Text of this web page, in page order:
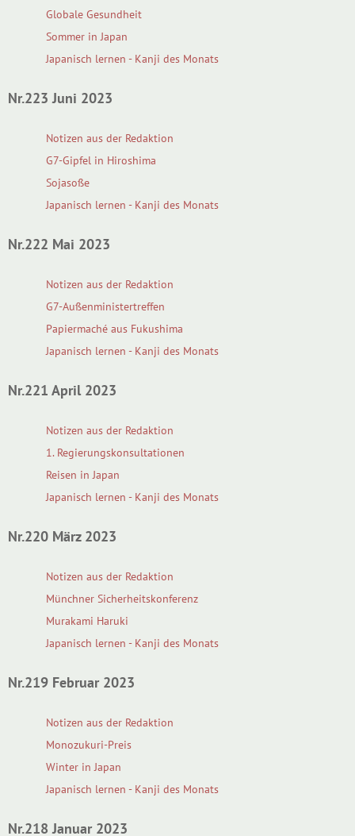
Globale Gesundheit
Sommer in Japan
Japanisch lernen - Kanji des Monats
Nr.223 Juni 2023
Notizen aus der Redaktion
G7-Gipfel in Hiroshima
Sojasoße
Japanisch lernen - Kanji des Monats
Nr.222 Mai 2023
Notizen aus der Redaktion
G7-Außenministertreffen
Papiermaché aus Fukushima
Japanisch lernen - Kanji des Monats
Nr.221 April 2023
Notizen aus der Redaktion
1. Regierungskonsultationen
Reisen in Japan
Japanisch lernen - Kanji des Monats
Nr.220 März 2023
Notizen aus der Redaktion
Münchner Sicherheitskonferenz
Murakami Haruki
Japanisch lernen - Kanji des Monats
Nr.219 Februar 2023
Notizen aus der Redaktion
Monozukuri-Preis
Winter in Japan
Japanisch lernen - Kanji des Monats
Nr.218 Januar 2023